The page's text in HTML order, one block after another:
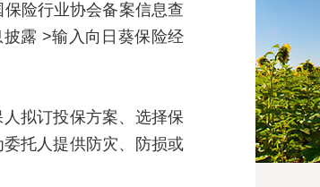
险行业协会备案信息查
露 >输入向日葵保险经
拟订投保方案、选择保
托人提供防灾、防损或